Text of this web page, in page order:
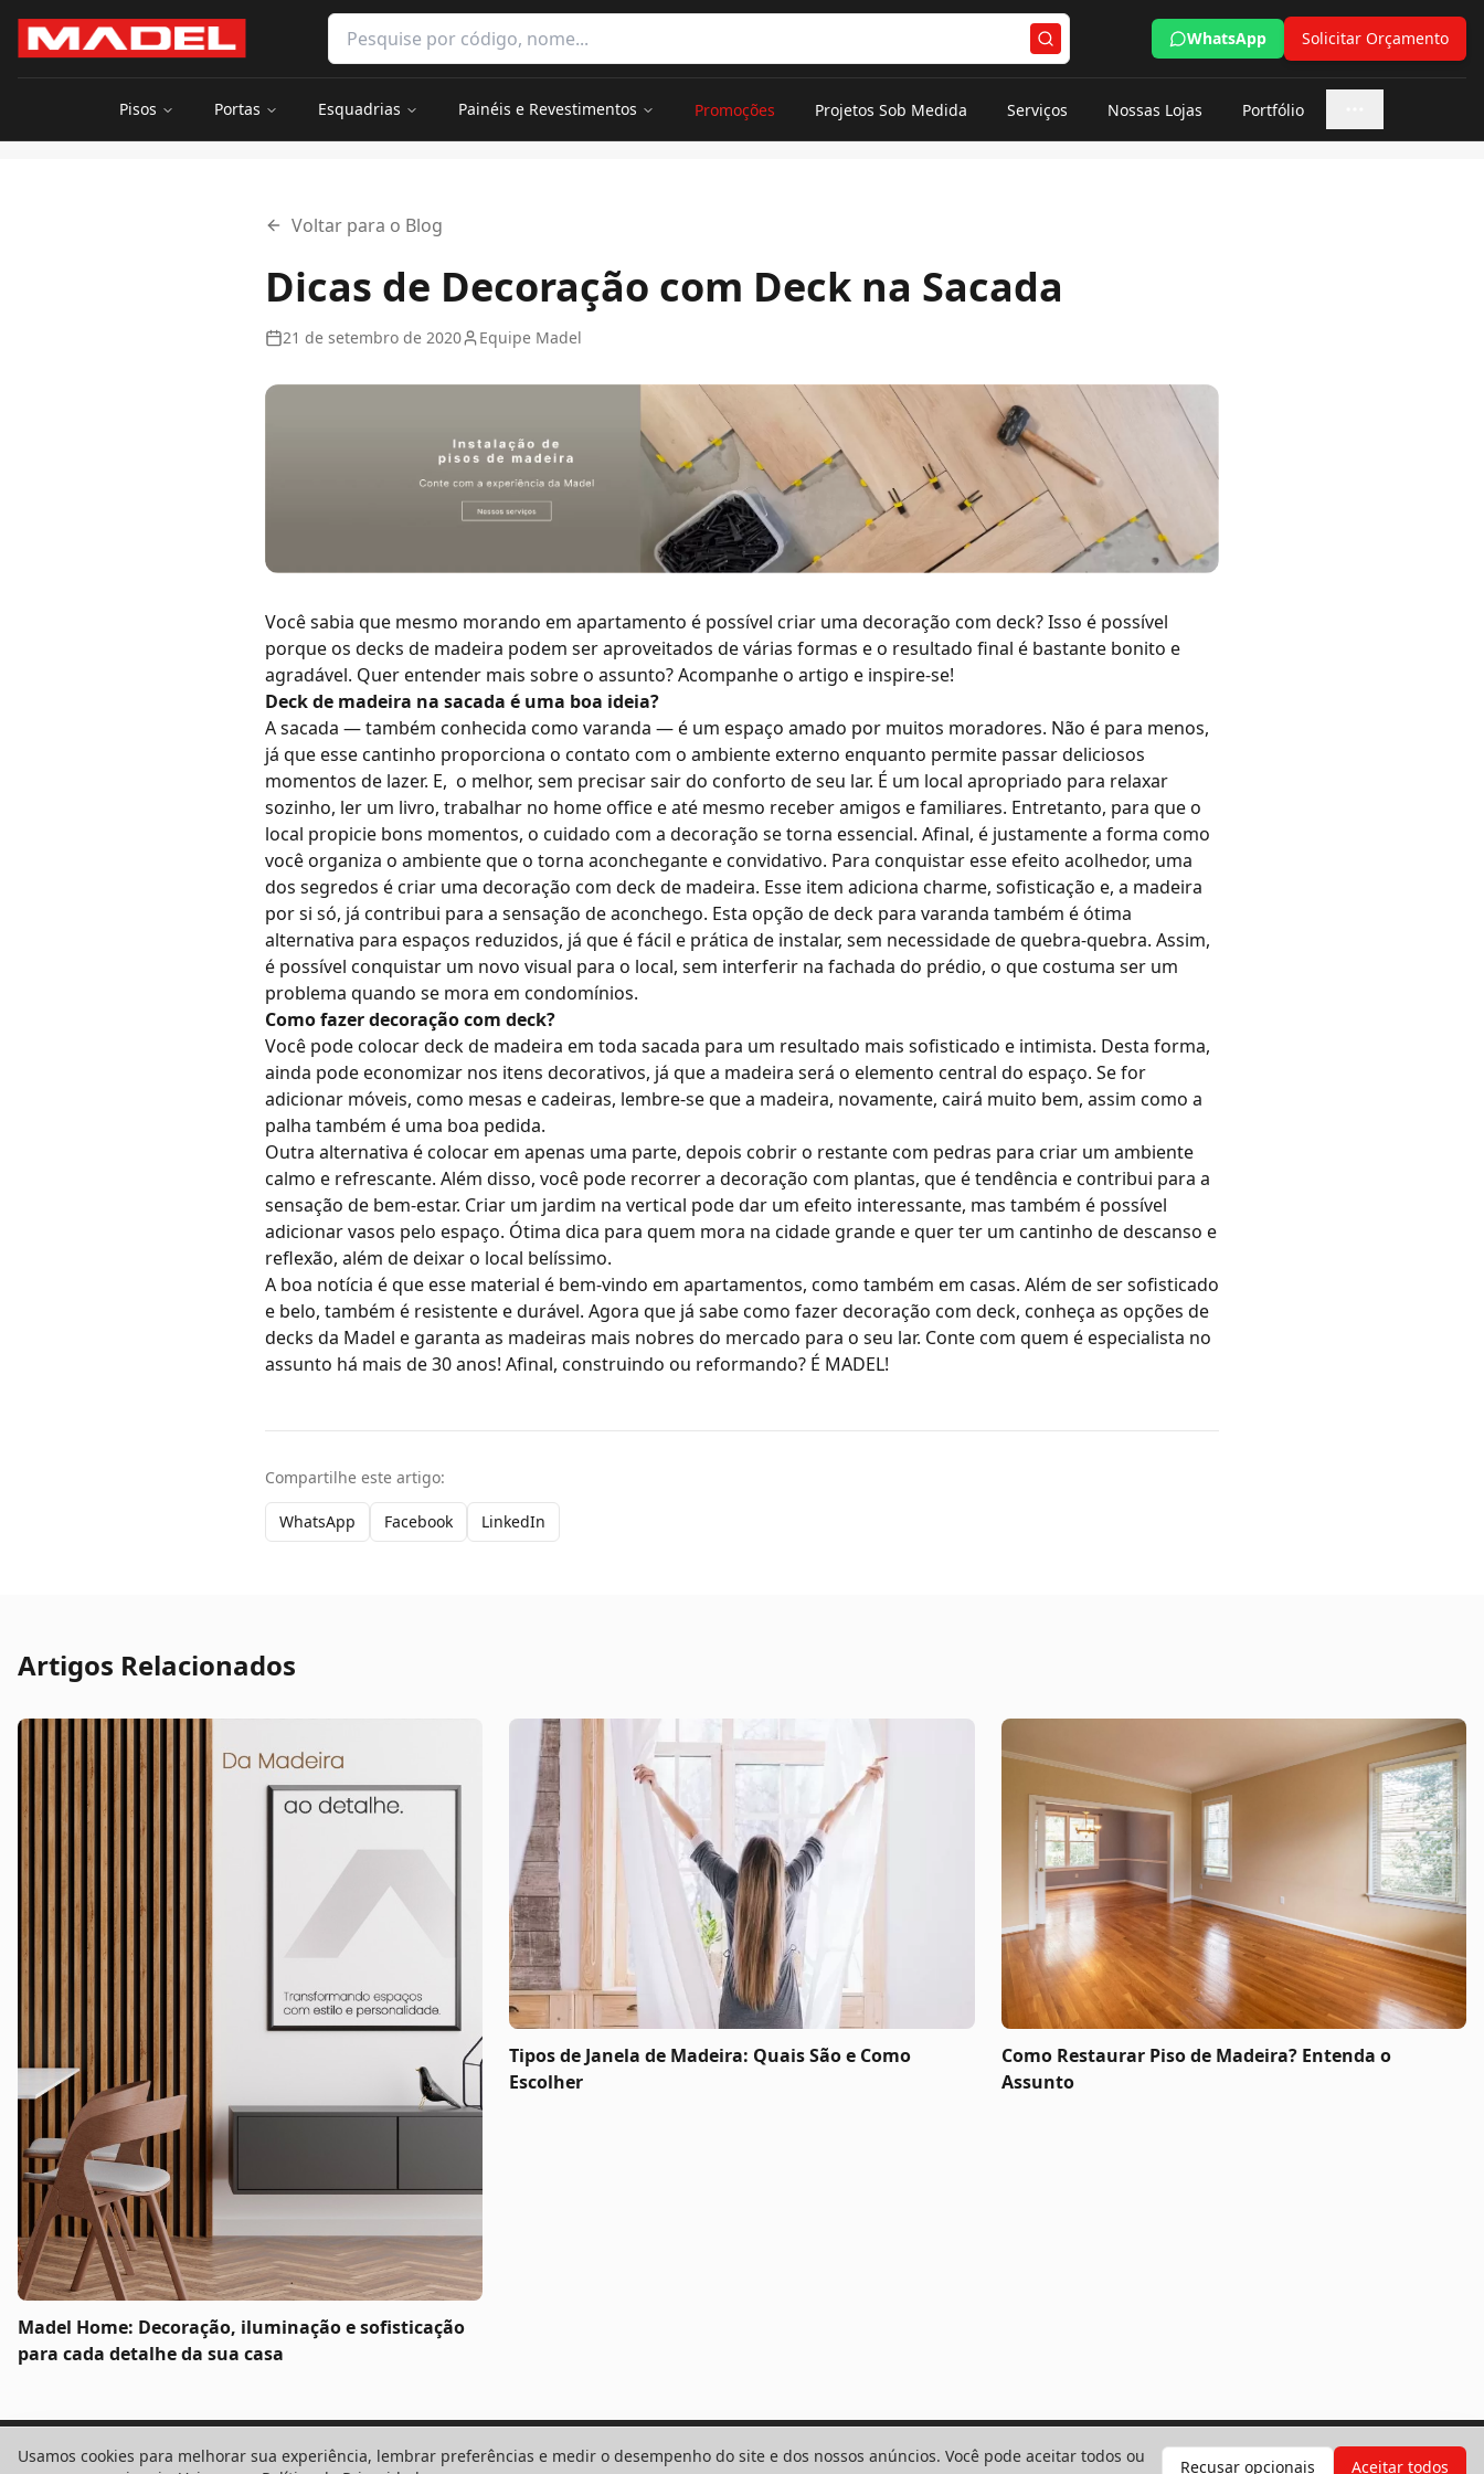
Pesquisar produtos e categorias
WhatsApp Solicitar Orçamento
Pisos Portas Esquadrias Painéis e Revestimentos Promoções Projetos Sob Medida Serviços Nossas Lojas Portfólio
Voltar para o Blog
Dicas de Decoração com Deck na Sacada
21 de setembro de 2020 Equipe Madel
Você sabia que mesmo morando em apartamento é possível criar uma decoração com deck? Isso é possível
porque os decks de madeira podem ser aproveitados de várias formas e o resultado final é bastante bonito e
agradável. Quer entender mais sobre o assunto? Acompanhe o artigo e inspire-se!
Deck de madeira na sacada é uma boa ideia?
A sacada — também conhecida como varanda — é um espaço amado por muitos moradores. Não é para menos,
já que esse cantinho proporciona o contato com o ambiente externo enquanto permite passar deliciosos
momentos de lazer. E, o melhor, sem precisar sair do conforto de seu lar. É um local apropriado para relaxar
sozinho, ler um livro, trabalhar no home officee até mesmo receber amigos e familiares. Entretanto, para que o
local propicie bons momentos, o cuidado com a decoração se torna essencial. Afinal, é justamente a forma como
você organiza o ambiente que o torna aconchegante e convidativo. Para conquistar esse efeito acolhedor, uma
dos segredos é criar uma decoração com deck de madeira. Esse item adiciona charme, sofisticação e, a madeira
por si só, já contribui para a sensação de aconchego. Esta opção de deck para varanda também é ótima
alternativa para espaços reduzidos, já que é fácil e prática de instalar, sem necessidade de quebra-quebra. Assim,
é possível conquistar um novo visual para o local, sem interferir na fachada do prédio, o que costuma ser um
problema quando se mora em condomínios.
Como fazer decoração com deck?
Você pode colocar deckde madeira em toda sacada para um resultado mais sofisticado e intimista. Desta forma,
ainda pode economizar nos itens decorativos, já que a madeira será o elemento central do espaço. Se for
adicionar móveis, como mesas e cadeiras, lembre-se que a madeira, novamente, cairá muito bem, assim como a
palha também é uma boa pedida.
Outra alternativa é colocar em apenas uma parte, depois cobrir o restante com pedras para criar um ambiente
calmo e refrescante. Além disso, você pode recorrer a decoração com plantas, que é tendência e contribui para a
sensação de bem-estar. Criar um jardim na vertical pode dar um efeito interessante, mas também é possível
adicionar vasos pelo espaço. Ótima dica para quem mora na cidade grande e quer ter um cantinho de descanso e
reflexão, além de deixar o local belíssimo.
A boa notícia é que esse material é bem-vindo em apartamentos, como também em casas. Além de ser sofisticado
e belo, também é resistente e durável. Agora que já sabe como fazer decoração com deck, conheça as opções de
decks da Madel e garanta as madeiras mais nobres do mercado para o seu lar. Conte com quem é especialista no
assunto há mais de 30 anos! Afinal, construindo ou reformando? É MADEL!
Compartilhe este artigo:
WhatsApp Facebook LinkedIn
Artigos Relacionados
Madel Home: Decoração, iluminação e sofisticação
para cada detalhe da sua casa
Tipos de Janela de Madeira: Quais São e Como
Escolher
Como Restaurar Piso de Madeira? Entenda o
Assunto
Gostaria de receber o contato de um
Usamos cookies para melhorar sua experiência, lembrar preferências e medir o desempenho do site e dos nossos anúncios. Você pode aceitar todos ou
Recusar opcionais Aceitar todos